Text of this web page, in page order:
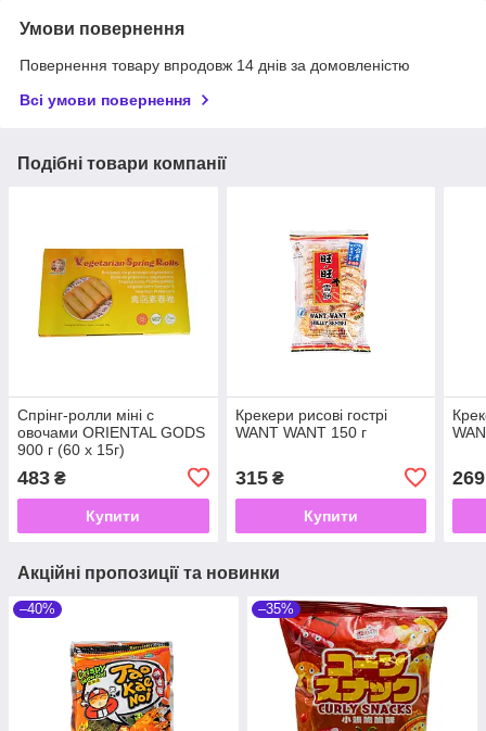
Умови повернення
Повернення товару впродовж 14 днів за домовленістю
Всі умови повернення
Подібні товари компанії
Спрінг-ролли міні с
овочами ORIENTAL GODS
900 г (60 х 15г)
483 ₴
Купити
Крекери рисові гострі
WANT WANT 150 г
315₴
Купити
Акційні пропозиції та новинки
–40% –35%